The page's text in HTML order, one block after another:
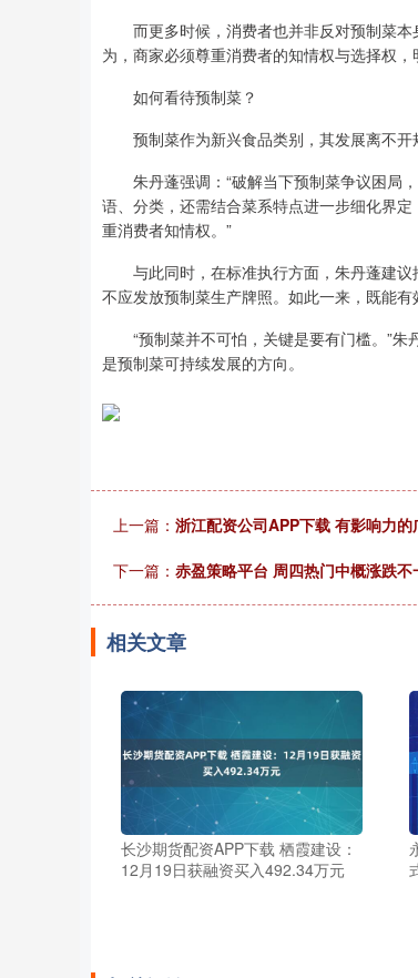
而更多时候，消费者也并非反对预制菜本
为，商家必须尊重消费者的知情权与选择权
如何看待预制菜？
预制菜作为新兴食品类别，其发展离不开
朱丹蓬强调：“破解当下预制菜争议困局，
语、分类，还需结合菜系特点进一步细化界定
重消费者知情权。”
与此同时，在标准执行方面，朱丹蓬建议
不应发放预制菜生产牌照。如此一来，既能
“预制菜并不可怕，关键是要有门槛。”朱
是预制菜可持续发展的方向。
上一篇： 浙江配资公司APP下载 有影响力
下一篇： 赤盈策略平台 周四热门中概涨跌
相关文章
长沙期货配资APP下载 栖霞建设：
12月19日获融资买入492.34万元